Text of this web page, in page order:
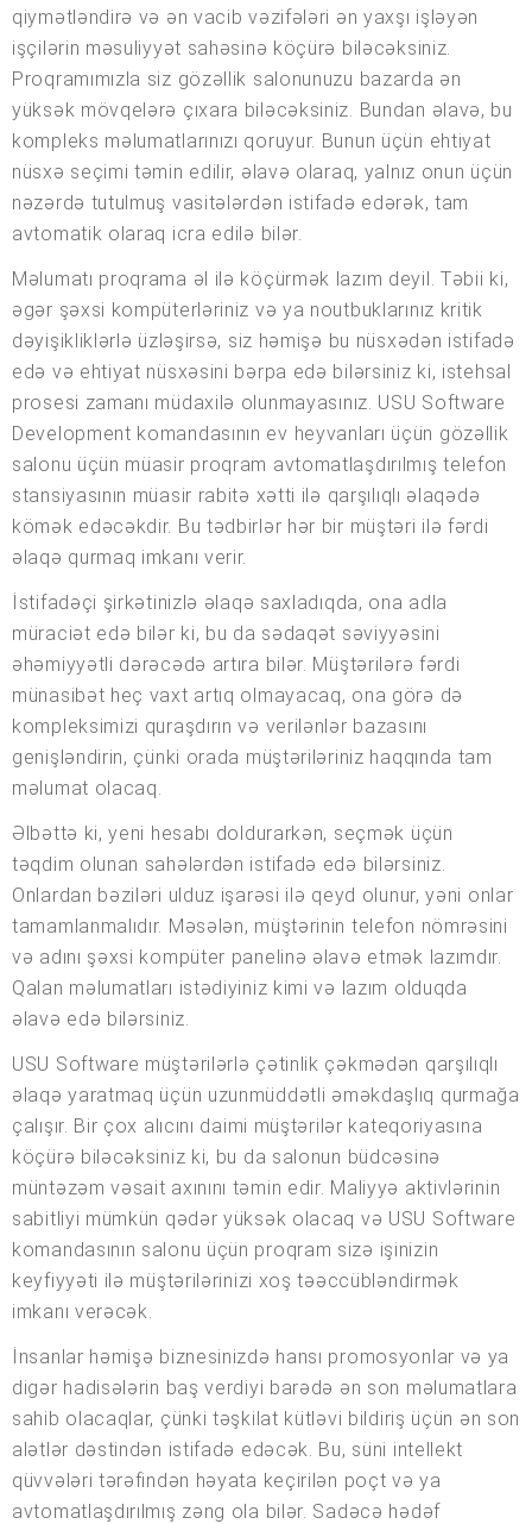
qiymətləndirə və ən vacib vəzifələri ən yaxşı işləyən
işçilərin məsuliyyət sahəsinə köçürə biləcəksiniz.
Proqramımızla siz gözəllik salonunuzu bazarda ən
yüksək mövqelərə çıxara biləcəksiniz. Bundan əlavə, bu
kompleks məlumatlarınızı qoruyur. Bunun üçün ehtiyat
nüsxə seçimi təmin edilir, əlavə olaraq, yalnız onun üçün
nəzərdə tutulmuş vasitələrdən istifadə edərək, tam
avtomatik olaraq icra edilə bilər.
Məlumatı proqrama əl ilə köçürmək lazım deyil. Təbii ki,
əgər şəxsi kompüterləriniz və ya noutbuklarınız kritik
dəyişikliklərlə üzləşirsə, siz həmişə bu nüsxədən istifadə
edə və ehtiyat nüsxəsini bərpa edə bilərsiniz ki, istehsal
prosesi zamanı müdaxilə olunmayasınız. USU Software
Development komandasının ev heyvanları üçün gözəllik
salonu üçün müasir proqram avtomatlaşdırılmış telefon
stansiyasının müasir rabitə xətti ilə qarşılıqlı əlaqədə
kömək edəcəkdir. Bu tədbirlər hər bir müştəri ilə fərdi
əlaqə qurmaq imkanı verir.
İstifadəçi şirkətinizlə əlaqə saxladıqda, ona adla
müraciət edə bilər ki, bu da sədaqət səviyyəsini
əhəmiyyətli dərəcədə artıra bilər. Müştərilərə fərdi
münasibət heç vaxt artıq olmayacaq, ona görə də
kompleksimizi quraşdırın və verilənlər bazasını
genişləndirin, çünki orada müştəriləriniz haqqında tam
məlumat olacaq.
Əlbəttə ki, yeni hesabı doldurarkən, seçmək üçün
təqdim olunan sahələrdən istifadə edə bilərsiniz.
Onlardan bəziləri ulduz işarəsi ilə qeyd olunur, yəni onlar
tamamlanmalıdır. Məsələn, müştərinin telefon nömrəsini
və adını şəxsi kompüter panelinə əlavə etmək lazımdır.
Qalan məlumatları istədiyiniz kimi və lazım olduqda
əlavə edə bilərsiniz.
USU Software müştərilərlə çətinlik çəkmədən qarşılıqlı
əlaqə yaratmaq üçün uzunmüddətli əməkdaşlıq qurmağa
çalışır. Bir çox alıcını daimi müştərilər kateqoriyasına
köçürə biləcəksiniz ki, bu da salonun büdcəsinə
müntəzəm vəsait axınını təmin edir. Maliyyə aktivlərinin
sabitliyi mümkün qədər yüksək olacaq və USU Software
komandasının salonu üçün proqram sizə işinizin
keyfiyyəti ilə müştərilərinizi xoş təəccübləndirmək
imkanı verəcək.
İnsanlar həmişə biznesinizdə hansı promosyonlar və ya
digər hadisələrin baş verdiyi barədə ən son məlumatlara
sahib olacaqlar, çünki təşkilat kütləvi bildiriş üçün ən son
alətlər dəstindən istifadə edəcək. Bu, süni intellekt
qüvvələri tərəfindən həyata keçirilən poçt və ya
avtomatlaşdırılmış zəng ola bilər. Sadəcə hədəf